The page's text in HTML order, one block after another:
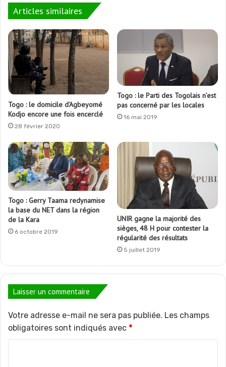
Articles similaires
Togo : le domicile d’Agbeyomé
Kodjo encore une fois encerclé
28 février 2020
Togo : le Parti des Togolais n’est
pas concerné par les locales
16 mai 2019
Togo : Gerry Taama redynamise
la base du NET dans la région
de la Kara
6 octobre 2019
UNIR gagne la majorité des
sièges, 48 H pour contester la
régularité des résultats
5 juillet 2019
Laisser un commentaire
Votre adresse e-mail ne sera pas publiée. Les champs
obligatoires sont indiqués avec *